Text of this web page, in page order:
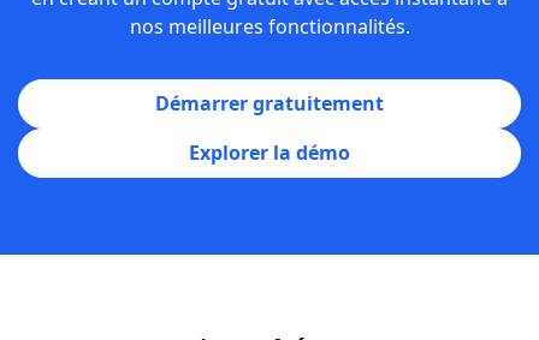
nos meilleures fonctionnalités.
Démarrer gratuitement
Explorer la démo